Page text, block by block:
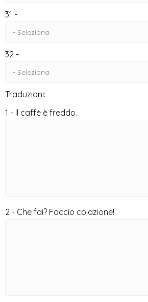
31 -
32 -
Traduzioni:
1 - Il caffè è freddo.
2 - Che fai? Faccio colazione!